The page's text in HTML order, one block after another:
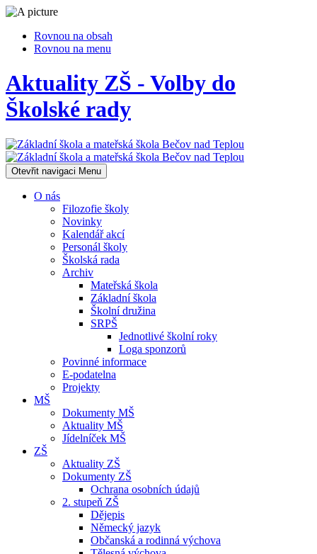
Rovnou na obsah
Rovnou na menu
Aktuality ZŠ - Volby do
Školské rady
Otevřit navigaci Menu
O nás
Filozofie školy
Novinky
Kalendář akcí
Personál školy
Školská rada
Archiv
Mateřská škola
Základní škola
Školní družina
SRPŠ
Jednotlivé školní roky
Loga sponzorů
Povinné informace
E-podatelna
Projekty
MŠ
Dokumenty MŠ
Aktuality MŠ
Jídelníček MŠ
ZŠ
Aktuality ZŠ
Dokumenty ZŠ
Ochrana osobních údajů
2. stupeň ZŠ
Dějepis
Německý jazyk
Občanská a rodinná výchova